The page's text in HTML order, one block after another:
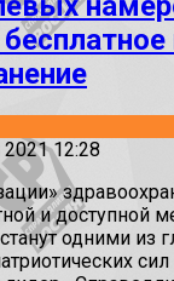
12:28
и доступной
одними из